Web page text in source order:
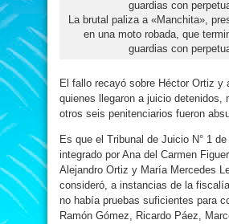
La brutal paliza a «Manchita»,
en una moto robada, que
guardias con
El fallo recayó sobre Héctor Ortiz y
quienes llegaron a juicio detenidos,
otros seis penitenciarios fueron
Es que el Tribunal de Juicio N° 1
integrado por Ana del Carmen
Alejandro Ortiz y María Mercedes
consideró, a instancias de la
no había pruebas suficientes para
Ramón Gómez, Ricardo Páez,